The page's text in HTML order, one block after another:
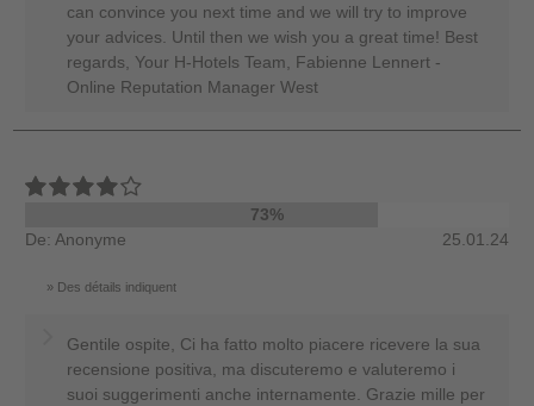
can convince you next time and we will try to improve
your advices. Until then we wish you a great time! Best
regards, Your H-Hotels Team, Fabienne Lennert -
Online Reputation Manager West
73%
De: Anonyme
25.01.24
Des détails indiquent
Gentile ospite, Ci ha fatto molto piacere ricevere la sua
recensione positiva, ma discuteremo e valuteremo i
suoi suggerimenti anche internamente. Grazie mille per